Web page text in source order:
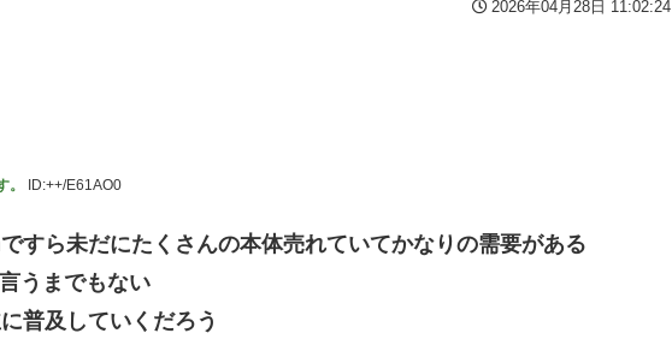
まだまだ現役」
ら聞くんだけど E3-2ってサブの穴が空いてないダイハツ駆逐並べて 高速＋とかして
った
」最新PV「新曲:夏のBang!!MV」公開！さらに「体験版」の配信が決定！
ました 第42話
2026年04月28日 11:02:24
ID:++/E61AO0
すら未だにたくさんの本体売れていてかなりの需要がある
うまでもない
普及していくだろう